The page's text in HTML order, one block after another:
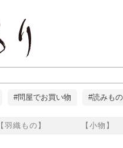
【羽織もの】 【小物】
#問屋でお買い物 #読みもの